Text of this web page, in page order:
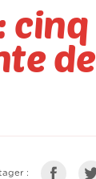
cinq
de
: